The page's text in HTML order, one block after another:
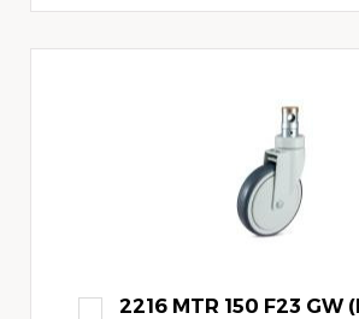
2216 MTR 150 F23 GW